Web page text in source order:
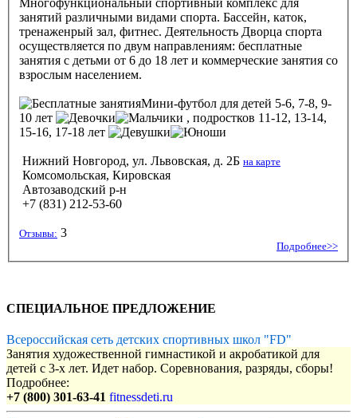
занятий различными видами спорта. Бассейн, каток,
тренаженрый зал, фитнес. Деятельность Дворца спорта
осуществляется по двум направлениям: бесплатные
занятия с детьми от 6 до 18 лет и коммерческие занятия со
взрослым населением.
Мини-футбол для детей 5-6, 7-8, 9-
10 лет
, подростков 11-12, 13-14,
15-16, 17-18 лет
Нижний Новгород, ул. Львовская, д. 2Б на карте
Комсомольская, Кировская
Автозаводский р-н
+7 (831) 212-53-60
Отзывы: 3
Подробнее>>
СПЕЦИАЛЬНОЕ ПРЕДЛОЖЕНИЕ
Всероссийская сеть детских спортивных школ "FD"
Занятия художественной гимнастикой и акробатикой для
детей с 3-х лет. Идет набор. Соревнования, разряды, сборы!
Подробнее:
+7 (800) 301-63-41 fitnessdeti.ru